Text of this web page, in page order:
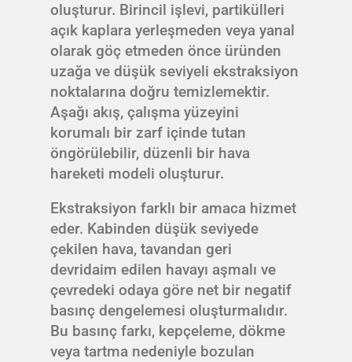
oluşturur. Birincil işlevi, partikülleri
açık kaplara yerleşmeden veya yanal
olarak göç etmeden önce üründen
uzağa ve düşük seviyeli ekstraksiyon
noktalarına doğru temizlemektir.
Aşağı akış, çalışma yüzeyini
korumalı bir zarf içinde tutan
öngörülebilir, düzenli bir hava
hareketi modeli oluşturur.
Ekstraksiyon farklı bir amaca hizmet
eder. Kabinden düşük seviyede
çekilen hava, tavandan geri
devridaim edilen havayı aşmalı ve
çevredeki odaya göre net bir negatif
basınç dengelemesi oluşturmalıdır.
Bu basınç farkı, kepçeleme, dökme
veya tartma nedeniyle bozulan